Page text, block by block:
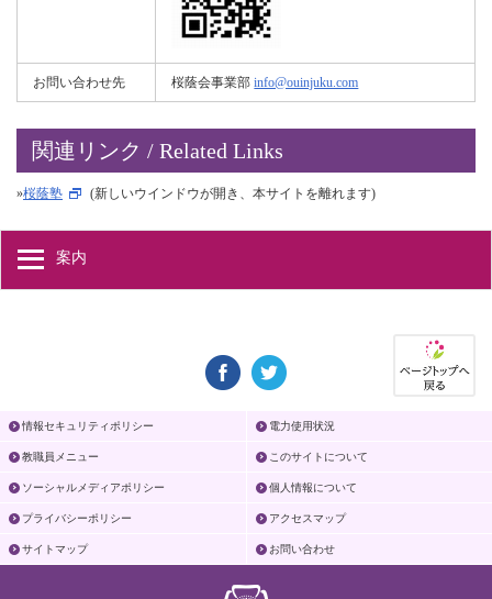
お問い合わせ先 桜蔭会事業部info@ouinjuku.com
関連リンク / Related Links
»桜蔭塾 (新しいウインドウが開き、本サイトを離れます)
案内
情報セキュリティポリシー 電力使用状況
教職員メニュー このサイトについて
ソーシャルメディアポリシー 個人情報について
プライバシーポリシー アクセスマップ
サイトマップ お問い合わせ